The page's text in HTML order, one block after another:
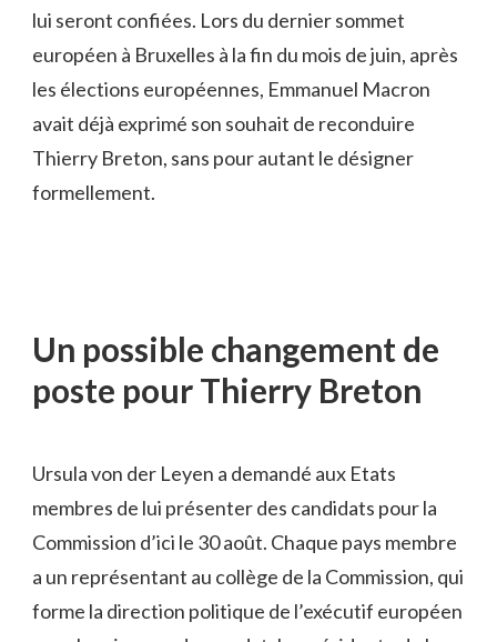
lui seront confiées. Lors du dernier sommet
européen à Bruxelles à la fin du mois de juin, après
les élections européennes, Emmanuel Macron
avait déjà exprimé son souhait de reconduire
Thierry Breton, sans pour autant le désigner
formellement.
Un possible changement de
poste pour Thierry Breton
Ursula von der Leyen a demandé aux Etats
membres de lui présenter des candidats pour la
Commission d’ici le 30 août. Chaque pays membre
a un représentant au collège de la Commission, qui
forme la direction politique de l’exécutif européen